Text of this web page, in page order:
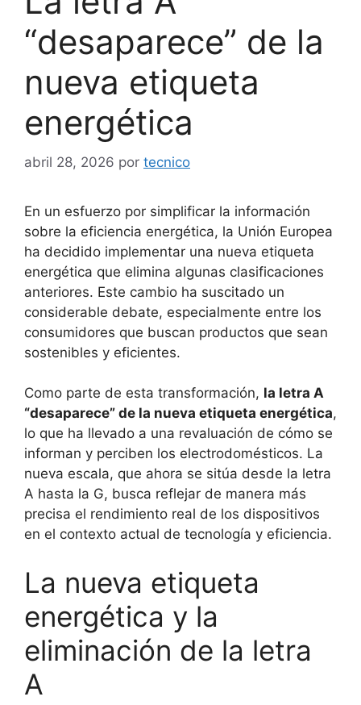
“desaparece” de la
nueva etiqueta
energética
abril 28, 2026 por tecnico
En un esfuerzo por simplificar la información
sobre la eficiencia energética, la Unión Europea
ha decidido implementar una nueva etiqueta
energética que elimina algunas clasificaciones
anteriores. Este cambio ha suscitado un
considerable debate, especialmente entre los
consumidores que buscan productos que sean
sostenibles y eficientes.
Como parte de esta transformación, la letra A
“desaparece” de la nueva etiqueta energética,
lo que ha llevado a una revaluación de cómo se
informan y perciben los electrodomésticos. La
nueva escala, que ahora se sitúa desde la letra
A hasta la G, busca reflejar de manera más
precisa el rendimiento real de los dispositivos
en el contexto actual de tecnología y eficiencia.
La nueva etiqueta
energética y la
eliminación de la letra
A